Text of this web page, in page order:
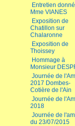
Entretien
Mme VIANES
Exposition de
Chatillon sur
Chalaronne
Exposition de
Thoissey
Hommage à
Monsieur
Journée de
2017 Dombes-
Cotière de l'Ain
Journée de
2018
Journée de
du 23/07/2015